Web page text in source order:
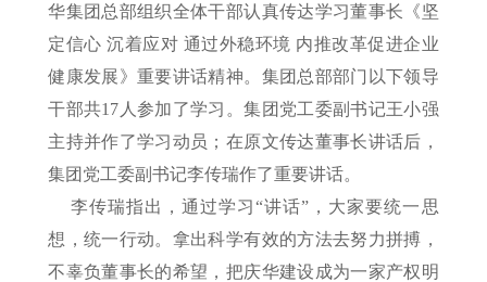
华集团总部组织全体干部认真传达学习董事长《坚
定信心 沉着应对 通过外稳环境 内推改革促进企业
健康发展》重要讲话精神。集团总部部门以下领导
干部共17人参加了学习。集团党工委副书记王小强
主持并作了学习动员；在原文传达董事长讲话后，
集团党工委副书记李传瑞作了重要讲话。
李传瑞指出，通过学习“讲话”，大家要统一思
想，统一行动。拿出科学有效的方法去努力拼搏，
不辜负董事长的希望，把庆华建设成为一家产权明